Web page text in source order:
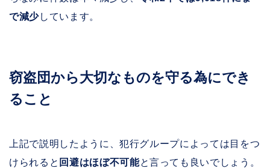
で減少しています。
窃盗団から大切なものを守る為にでき
ること
上記で説明したように、犯行グループによっては目をつ
けられると 回避はほぼ不可能と言っても良いでしょう。